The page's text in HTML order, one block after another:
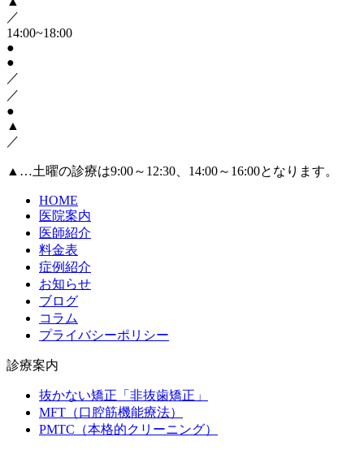
／
14:00~18:00
●
●
／
／
●
▲
／
▲ …土曜の診療は9:00～12:30、14:00～16:00となります。
HOME
医院案内
医師紹介
料金表
症例紹介
お知らせ
ブログ
コラム
プライバシーポリシー
診療案内
抜かない矯正「非抜歯矯正」
MFT（口腔筋機能療法）
PMTC（本格的クリーニング）